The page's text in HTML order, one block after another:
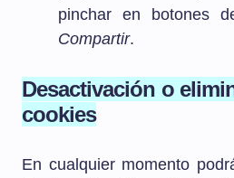
pinchar en botones
Compartir.
Desactivación o
cookies
En cualquier momento